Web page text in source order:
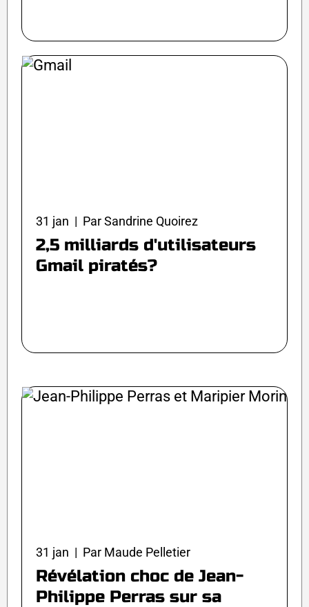
31 jan | Par Sandrine Quoirez
2,5 milliards d'utilisateurs
Gmail piratés?
31 jan | Par Maude Pelletier
Révélation choc de Jean-
Philippe Perras sur sa